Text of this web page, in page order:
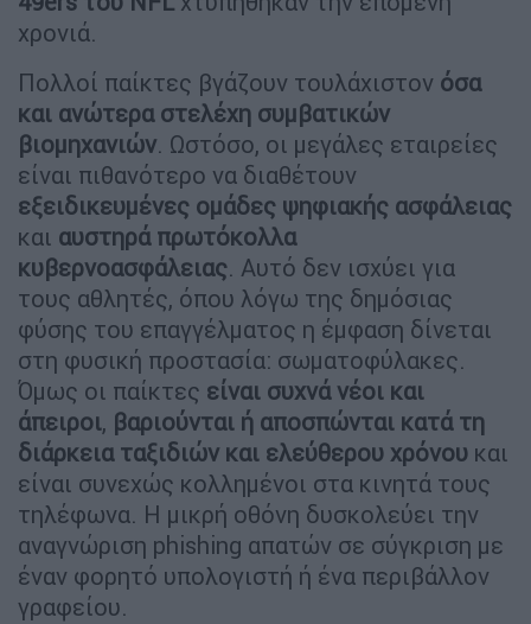
χρονιά.
Πολλοί παίκτες βγάζουν τουλάχιστον όσα
και ανώτερα στελέχη συμβατικών
βιομηχανιών. Ωστόσο, οι μεγάλες εταιρείες
είναι πιθανότερο να διαθέτουν
εξειδικευμένες ομάδες ψηφιακής ασφάλειας
και αυστηρά πρωτόκολλα
κυβερνοασφάλειας. Αυτό δεν ισχύει για
τους αθλητές, όπου λόγω της δημόσιας
φύσης του επαγγέλματος η έμφαση δίνεται
στη φυσική προστασία: σωματοφύλακες.
Όμως οι παίκτες είναι συχνά νέοι και
άπειροι, βαριούνται ή αποσπώνται κατά τη
διάρκεια ταξιδιών και ελεύθερου χρόνου και
είναι συνεχώς κολλημένοι στα κινητά τους
τηλέφωνα. Η μικρή οθόνη δυσκολεύει την
αναγνώριση phishing απατών σε σύγκριση με
έναν φορητό υπολογιστή ή ένα περιβάλλον
γραφείου.